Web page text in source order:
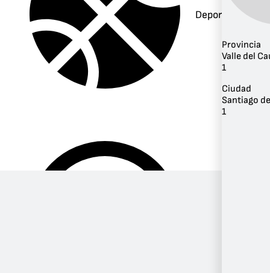
Deportes
Provincia
Valle del
1
Ciudad
Santiago
1